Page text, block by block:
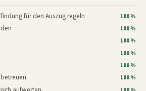
für den Auszug regeln 100 %
100 %
100 %
100 %
100 %
100 %